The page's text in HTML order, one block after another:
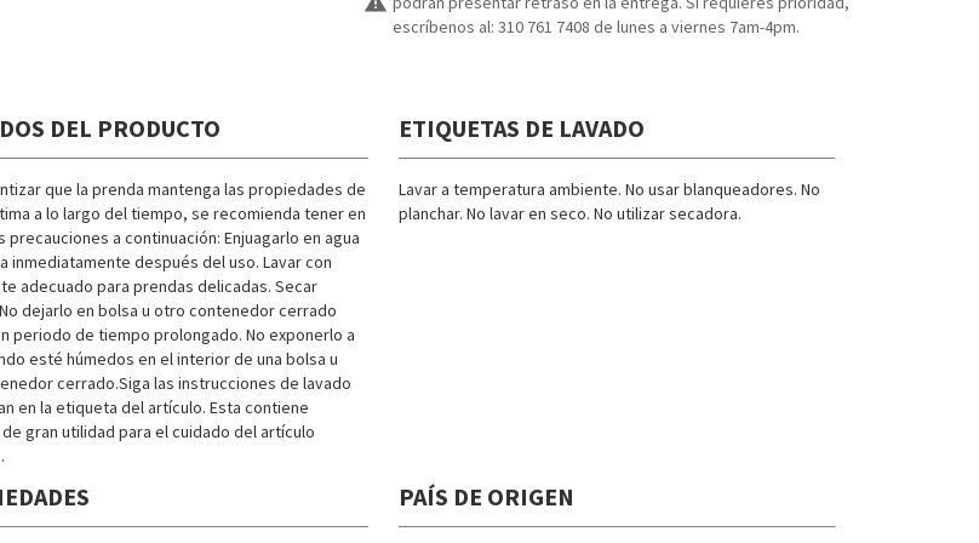
escríbenos al: 310 761 7408 de lunes a viernes 7am-4pm.
DEL PRODUCTO
que la prenda mantenga las propiedades de
a lo largo del tiempo, se recomienda tener en
precauciones a continuación: Enjuagarlo en agua
inmediatamente después del uso. Lavar con
adecuado para prendas delicadas. Secar
dejarlo en bolsa u otro contenedor cerrado
periodo de tiempo prolongado. No exponerlo a
esté húmedos en el interior de una bolsa u
cerrado.Siga las instrucciones de lavado
en la etiqueta del artículo. Esta contiene
gran utilidad para el cuidado del artículo
ETIQUETAS DE LAVADO
Lavar a temperatura ambiente. No usar blanqueadores. No
planchar. No lavar en seco. No utilizar secadora.
PAÍS DE ORIGEN